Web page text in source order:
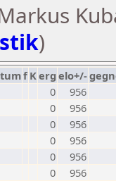
)
f Kerg elo+/-
0
956
0
956
0
956
0
956
0
956
0
956